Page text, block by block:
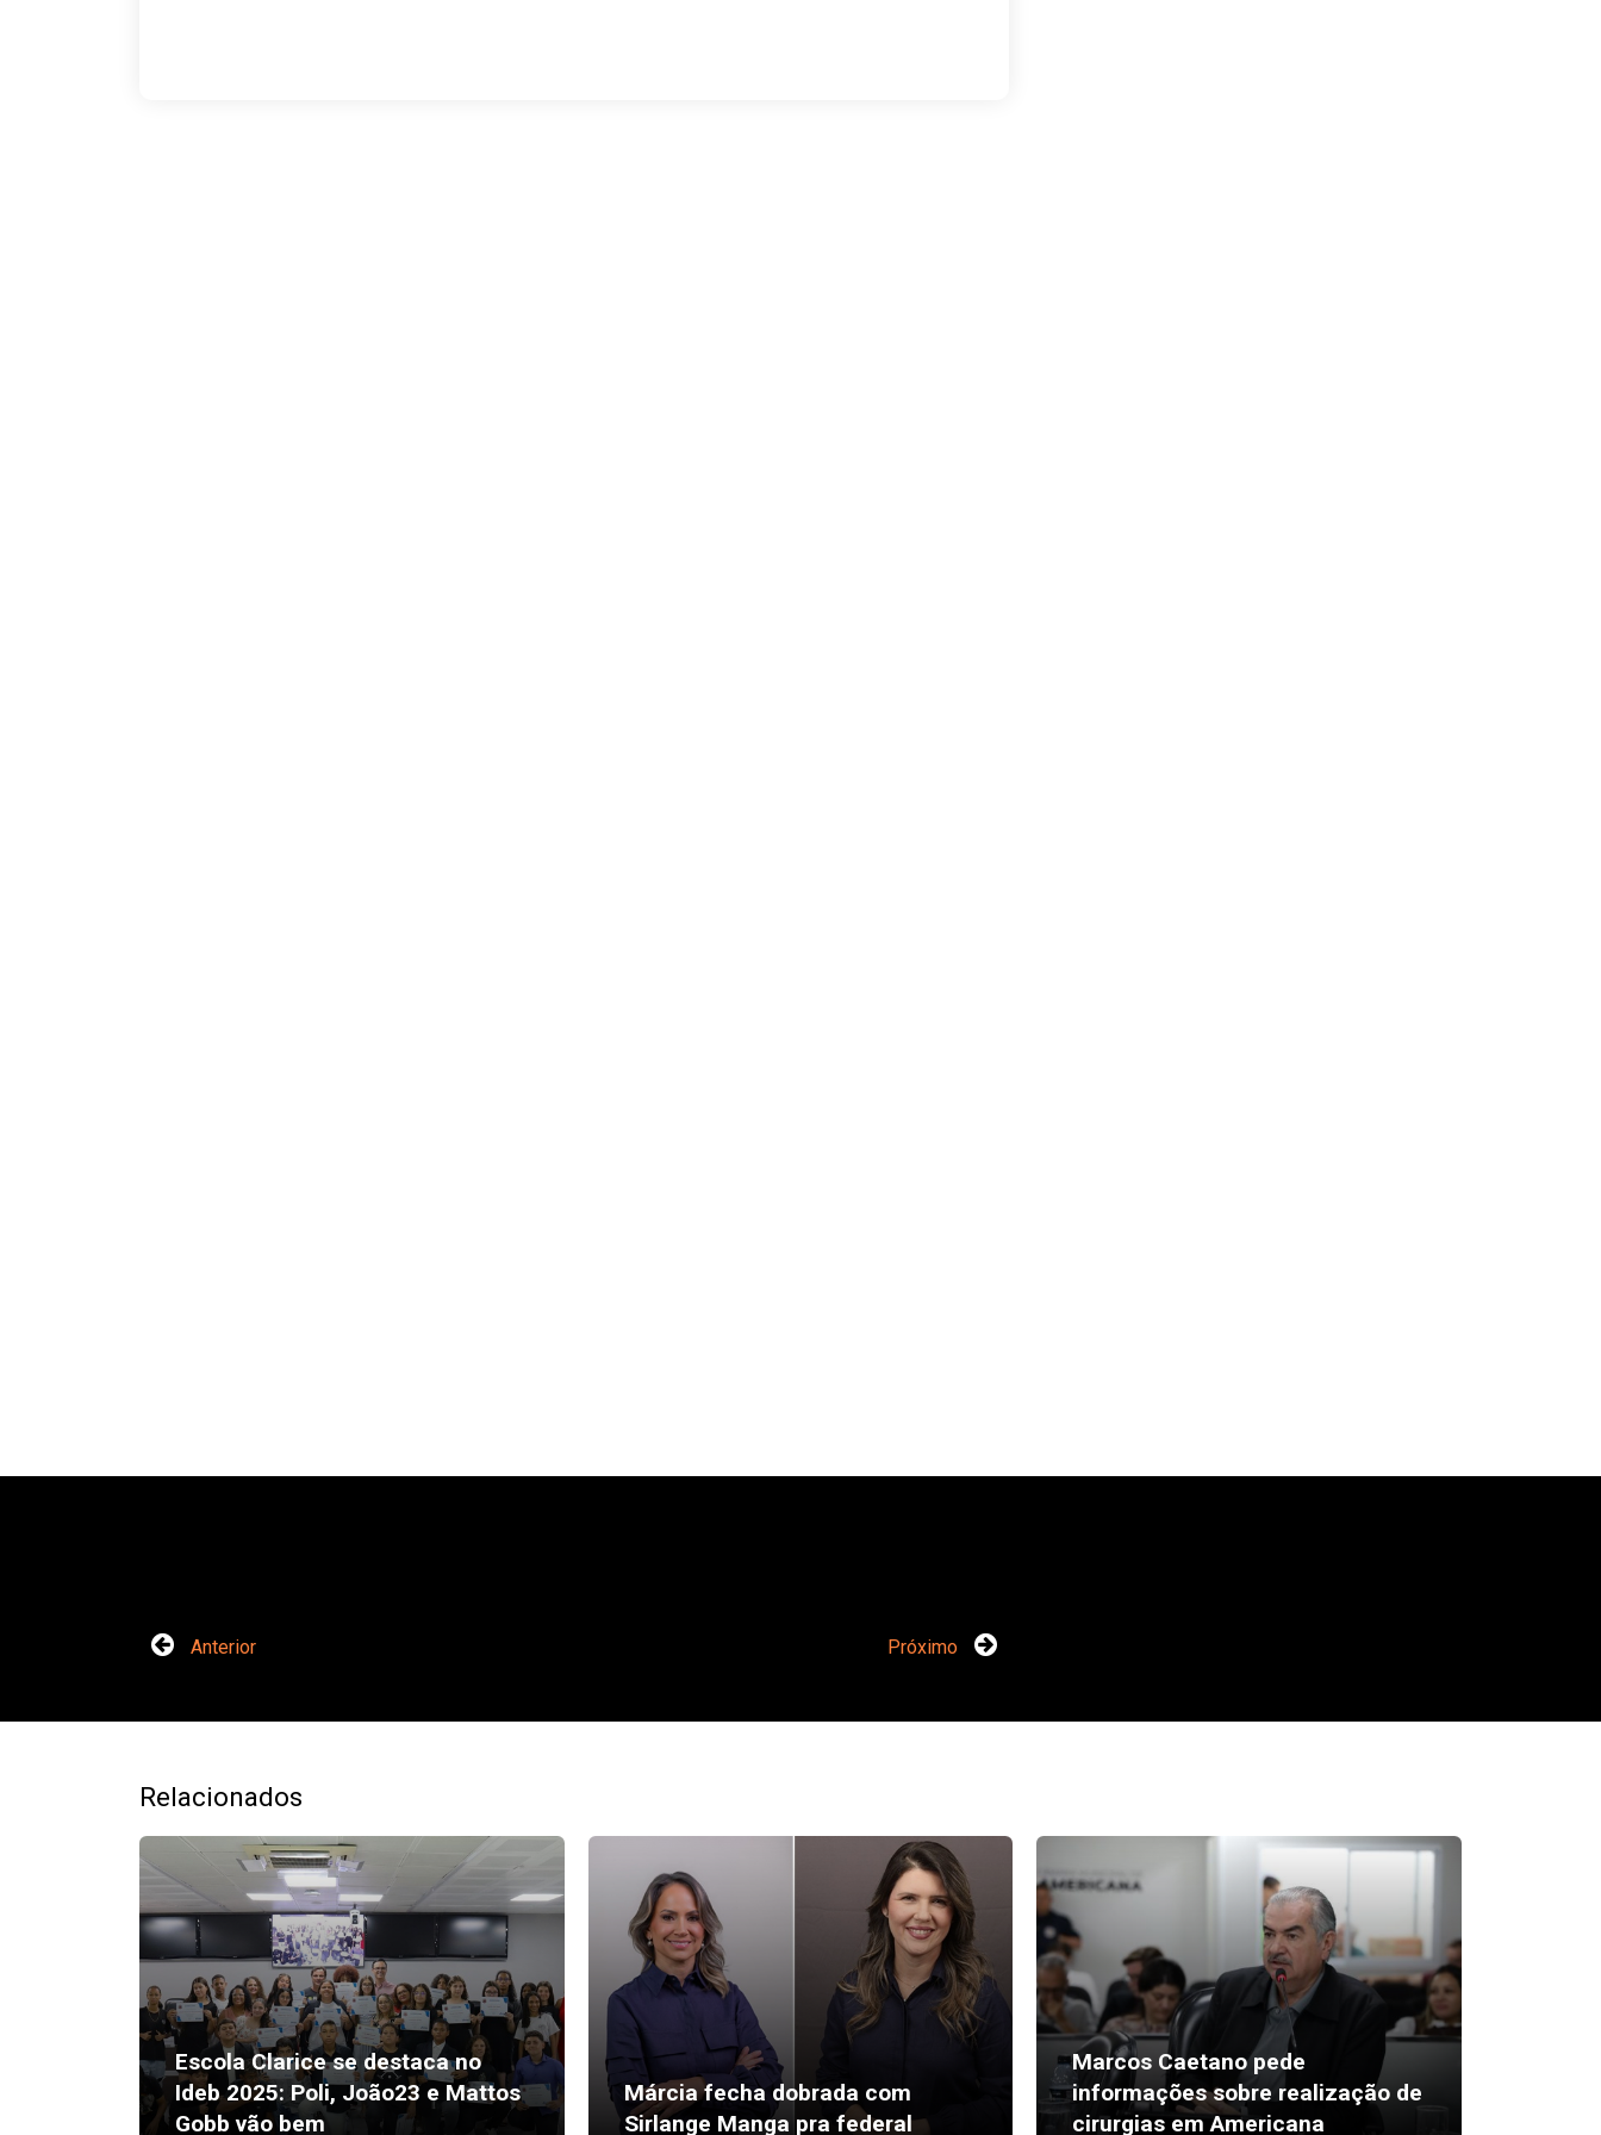
Anterior Próximo
Relacionados
Escola Clarice se destaca no
Ideb 2025: Poli, João23 e Mattos
Gobb vão bem
Márcia fecha dobrada com
Sirlange Manga pra federal
Marcos Caetano pede
informações sobre realização de
cirurgias em Americana